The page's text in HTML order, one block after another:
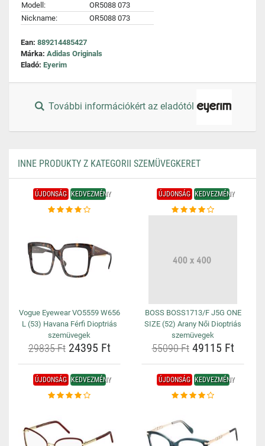
Modell:
OR5088 073
Nickname:
OR5088 073
Ean: 889214485427
Márka: Adidas Originals
Eladó: Eyerim
További információkért az eladótól
INNE PRODUKTY Z KATEGORII SZEMÜVEGKERET
ÚJDONSÁG KEDVEZMÉNY
Vogue Eyewear VO5559 W656
L (53) Havana Férfi Dioptriás
szemüvegek
29835 Ft24395 Ft
ÚJDONSÁG KEDVEZMÉNY
BOSS BOSS1713/F J5G ONE
SIZE (52) Arany Női Dioptriás
szemüvegek
55090 Ft49115 Ft
ÚJDONSÁG KEDVEZMÉNY ÚJDONSÁG KEDVEZMÉNY